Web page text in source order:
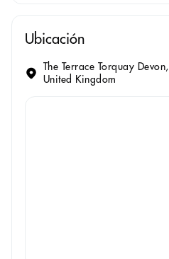
Ubicación
The Terrace Torquay
United Kingdom